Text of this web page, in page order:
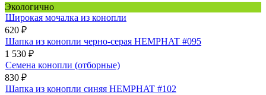
Экологично
Широкая мочалка из конопли
620 ₽
Шапка из конопли черно-серая HEMPHAT #095
1 530 ₽
Семена конопли (отборные)
830 ₽
Шапка из конопли синяя HEMPHAT #102